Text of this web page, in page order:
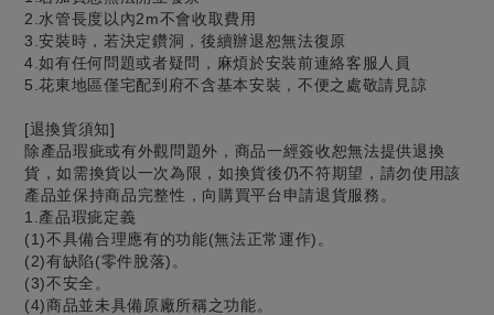
2.水管長度以內2m不會收取費用
3.安裝時，若決定鑽洞，後續辦退恕無法復原
4.如有任何問題或者疑問，麻煩於安裝前連絡客服人員
5.花東地區僅宅配到府不含基本安裝，不便之處敬請見諒
[退換貨須知]
除產品瑕疵或有外觀問題外，商品一經簽收恕無法提供退換
貨，如需換貨以一次為限，如換貨後仍不符期望，請勿使用該
產品並保持商品完整性，向購買平台申請退貨服務。
1.產品瑕疵定義
(1)不具備合理應有的功能(無法正常運作)。
(2)有缺陷(零件脫落)。
(3)不安全。
(4)商品並未具備原廠所稱之功能。